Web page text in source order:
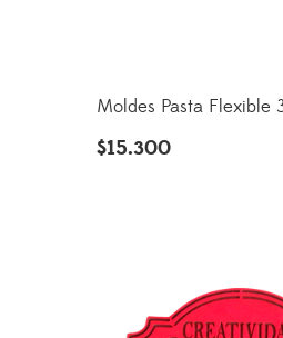
Moldes Pasta Flexible
$15.300